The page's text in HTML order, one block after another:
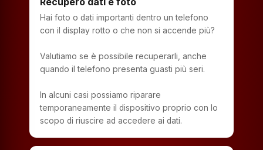
Hai foto o dati importanti dentro un telefono
con il display rotto o che non si accende più?
Valutiamo se è possibile recuperarli, anche
quando il telefono presenta guasti più seri.
In alcuni casi possiamo riparare
temporaneamente il dispositivo proprio con lo
scopo di riuscire ad accedere ai dati.